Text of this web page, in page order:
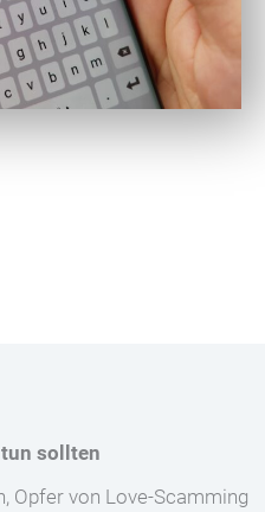
tun sollten
Opfer von Love-Scamming